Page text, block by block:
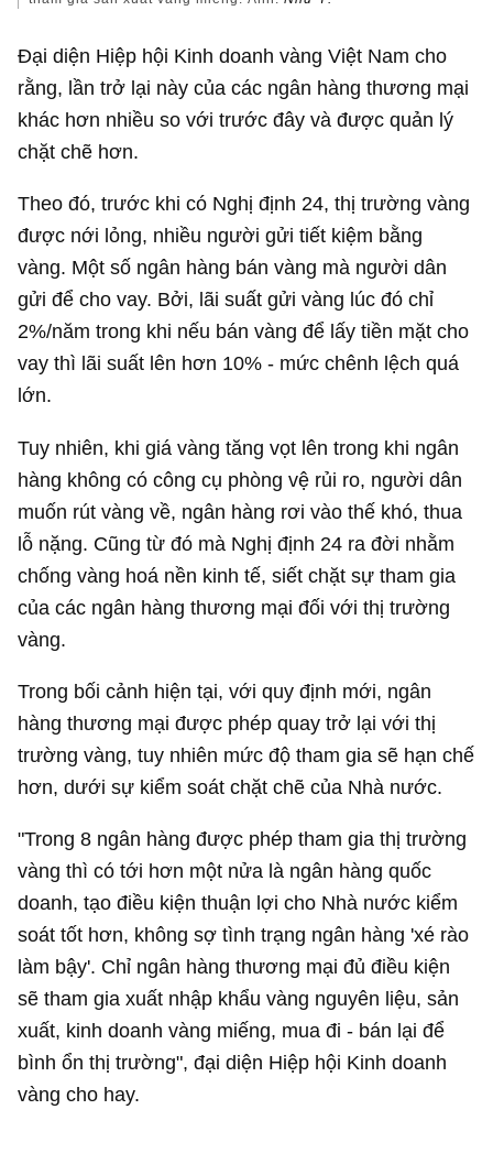
Đại diện Hiệp hội Kinh doanh vàng Việt Nam cho
rằng, lần trở lại này của các ngân hàng thương mại
khác hơn nhiều so với trước đây và được quản lý
chặt chẽ hơn.
Theo đó, trước khi có Nghị định 24, thị trường vàng
được nới lỏng, nhiều người gửi tiết kiệm bằng
vàng. Một số ngân hàng bán vàng mà người dân
gửi để cho vay. Bởi, lãi suất gửi vàng lúc đó chỉ
2%/năm trong khi nếu bán vàng để lấy tiền mặt cho
vay thì lãi suất lên hơn 10% - mức chênh lệch quá
lớn.
Tuy nhiên, khi giá vàng tăng vọt lên trong khi ngân
hàng không có công cụ phòng vệ rủi ro, người dân
muốn rút vàng về, ngân hàng rơi vào thế khó, thua
lỗ nặng. Cũng từ đó mà Nghị định 24 ra đời nhằm
chống vàng hoá nền kinh tế, siết chặt sự tham gia
của các ngân hàng thương mại đối với thị trường
vàng.
Trong bối cảnh hiện tại, với quy định mới, ngân
hàng thương mại được phép quay trở lại với thị
trường vàng, tuy nhiên mức độ tham gia sẽ hạn chế
hơn, dưới sự kiểm soát chặt chẽ của Nhà nước.
"Trong 8 ngân hàng được phép tham gia thị trường
vàng thì có tới hơn một nửa là ngân hàng quốc
doanh, tạo điều kiện thuận lợi cho Nhà nước kiểm
soát tốt hơn, không sợ tình trạng ngân hàng 'xé rào
làm bậy'. Chỉ ngân hàng thương mại đủ điều kiện
sẽ tham gia xuất nhập khẩu vàng nguyên liệu, sản
xuất, kinh doanh vàng miếng, mua đi - bán lại để
bình ổn thị trường", đại diện Hiệp hội Kinh doanh
vàng cho hay.